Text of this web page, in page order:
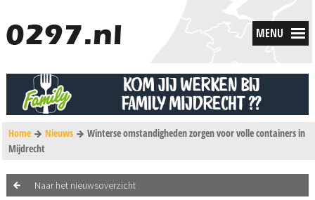
MENU
Home Nieuws
Winterse omstandigheden zorgen voor volle containers in
Mijdrecht
Naar het nieuwsoverzicht